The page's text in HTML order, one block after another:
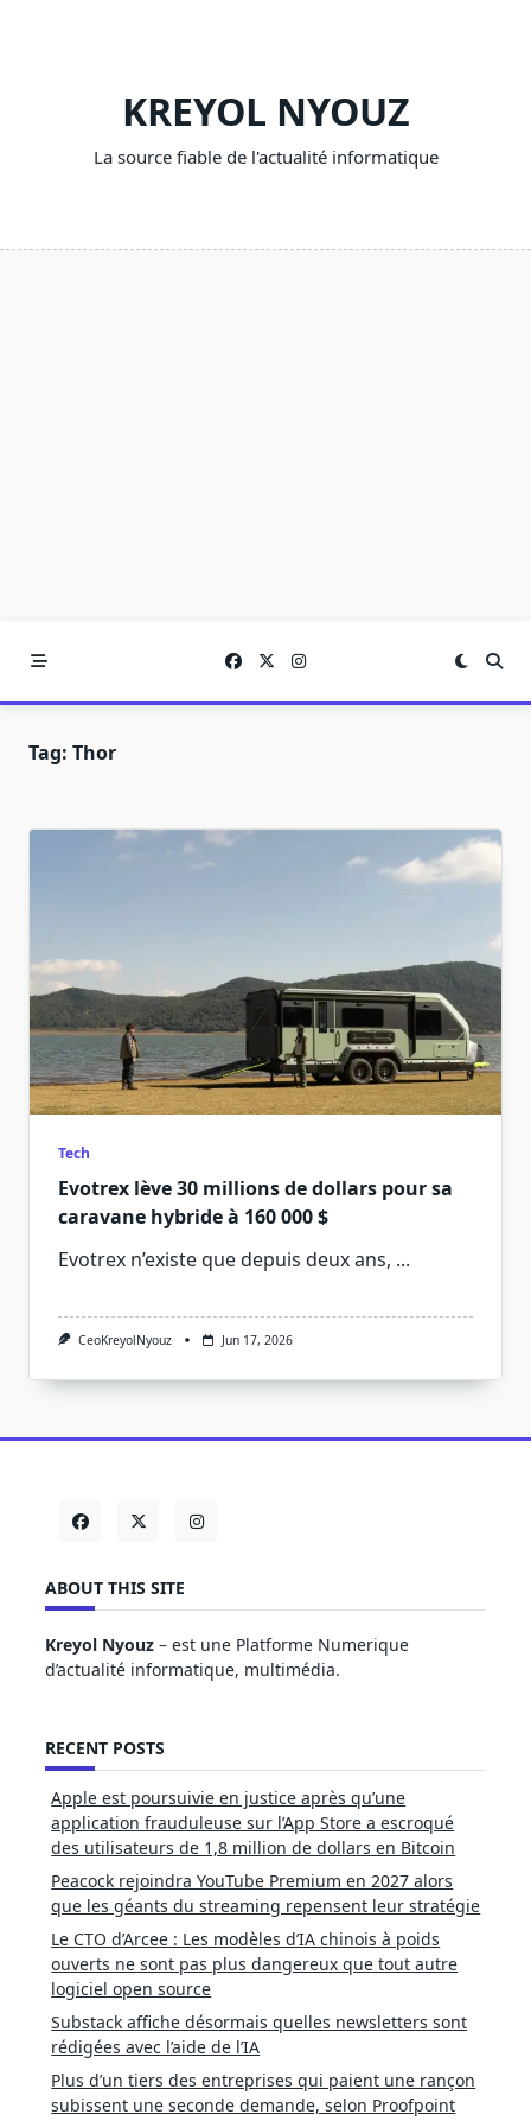
KREYOL NYOUZ
La source fiable de l'actualité informatique
Tag: Thor
Tech
Evotrex lève 30 millions de dollars pour sa
caravane hybride à 160 000 $
Evotrex n’existe que depuis deux ans, ...
CeoKreyolNyouz Jun 17, 2026
ABOUT THIS SITE
Kreyol Nyouz – est une Platforme Numerique
d’actualité informatique, multimédia.
RECENT POSTS
Apple est poursuivie en justice après qu’une
application frauduleuse sur l’App Store a escroqué
des utilisateurs de 1,8 million de dollars en Bitcoin
Peacock rejoindra YouTube Premium en 2027 alors
que les géants du streaming repensent leur stratégie
Le CTO d’Arcee : Les modèles d’IA chinois à poids
ouverts ne sont pas plus dangereux que tout autre
logiciel open source
Substack affiche désormais quelles newsletters sont
rédigées avec l’aide de l’IA
Plus d’un tiers des entreprises qui paient une rançon
subissent une seconde demande, selon Proofpoint